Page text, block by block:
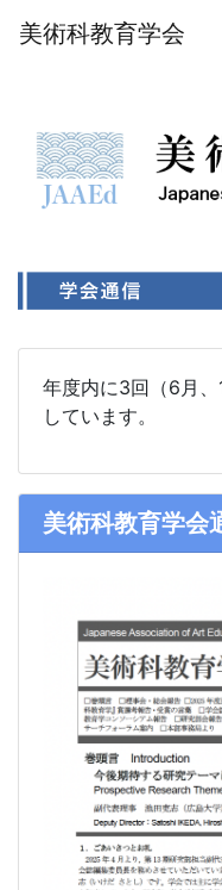
美術科教育学会
年度内に3回（6月
しています。
美術科教育学会